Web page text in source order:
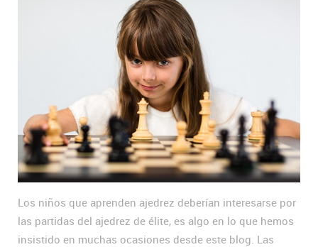
Los niños que aprenden ajedrez deberían interesarse por
las partidas del ajedrez de élite, es algo en lo que hemos
insistido en muchas ocasiones desde este blog. Las